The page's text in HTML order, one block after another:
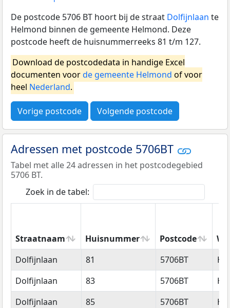
De postcode 5706 BT hoort bij de straat Dolfijnlaan te
Helmond binnen de gemeente Helmond. Deze
postcode heeft de huisnummerreeks 81 t/m 127.
Download de postcodedata in handige Excel
documenten voorde gemeente Helmond of voor
heel Nederland.
Vorige postcode Volgende postcode
Adressen met postcode 5706BT
Tabel met alle 24 adressen in het postcodegebied
5706 BT.
Zoek in de tabel:
Straatnaam Huisnummer Postcode
Straatnaam
Huisnummer Postcode
Dolfijnlaan 81 5706BT
Dolfijnlaan
83 5706BT
Dolfijnlaan
85 5706BT